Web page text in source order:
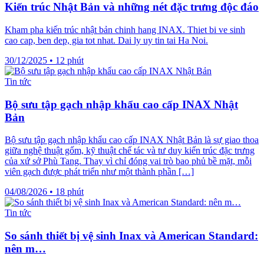
Kiến trúc Nhật Bản và những nét đặc trưng độc đáo
Kham pha kiến trúc nhật bản chinh hang INAX. Thiet bi ve sinh
cao cap, ben dep, gia tot nhat. Dai ly uy tin tai Ha Noi.
30/12/2025 • 12 phút
Tin tức
Bộ sưu tập gạch nhập khẩu cao cấp INAX Nhật
Bản
Bộ sưu tập gạch nhập khẩu cao cấp INAX Nhật Bản là sự giao thoa
giữa nghệ thuật gốm, kỹ thuật chế tác và tư duy kiến trúc đặc trưng
của xứ sở Phù Tang. Thay vì chỉ đóng vai trò bao phủ bề mặt, mỗi
viên gạch được phát triển như một thành phần […]
04/08/2026 • 18 phút
Tin tức
So sánh thiết bị vệ sinh Inax và American Standard:
nên m…